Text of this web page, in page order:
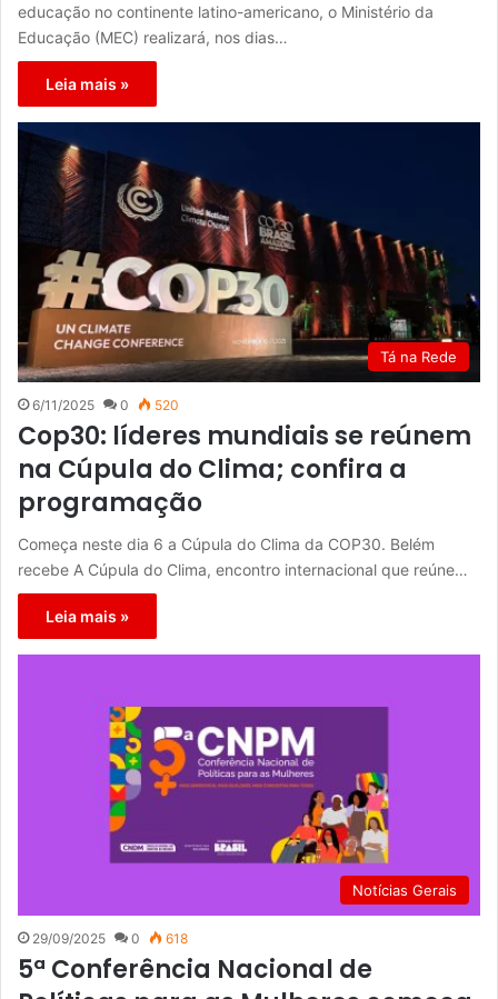
educação no continente latino-americano, o Ministério da
Educação (MEC) realizará, nos dias…
Leia mais »
Tá na Rede
6/11/2025 0 520
Cop30: líderes mundiais se reúnem
na Cúpula do Clima; confira a
programação
Começa neste dia 6 a Cúpula do Clima da COP30. Belém
recebe A Cúpula do Clima, encontro internacional que reúne…
Leia mais »
Notícias Gerais
29/09/2025 0 618
5ª Conferência Nacional de